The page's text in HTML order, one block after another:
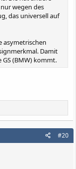
wegen des
das universell auf
asymetrischen
Damit
(BMW) kommt.
#20